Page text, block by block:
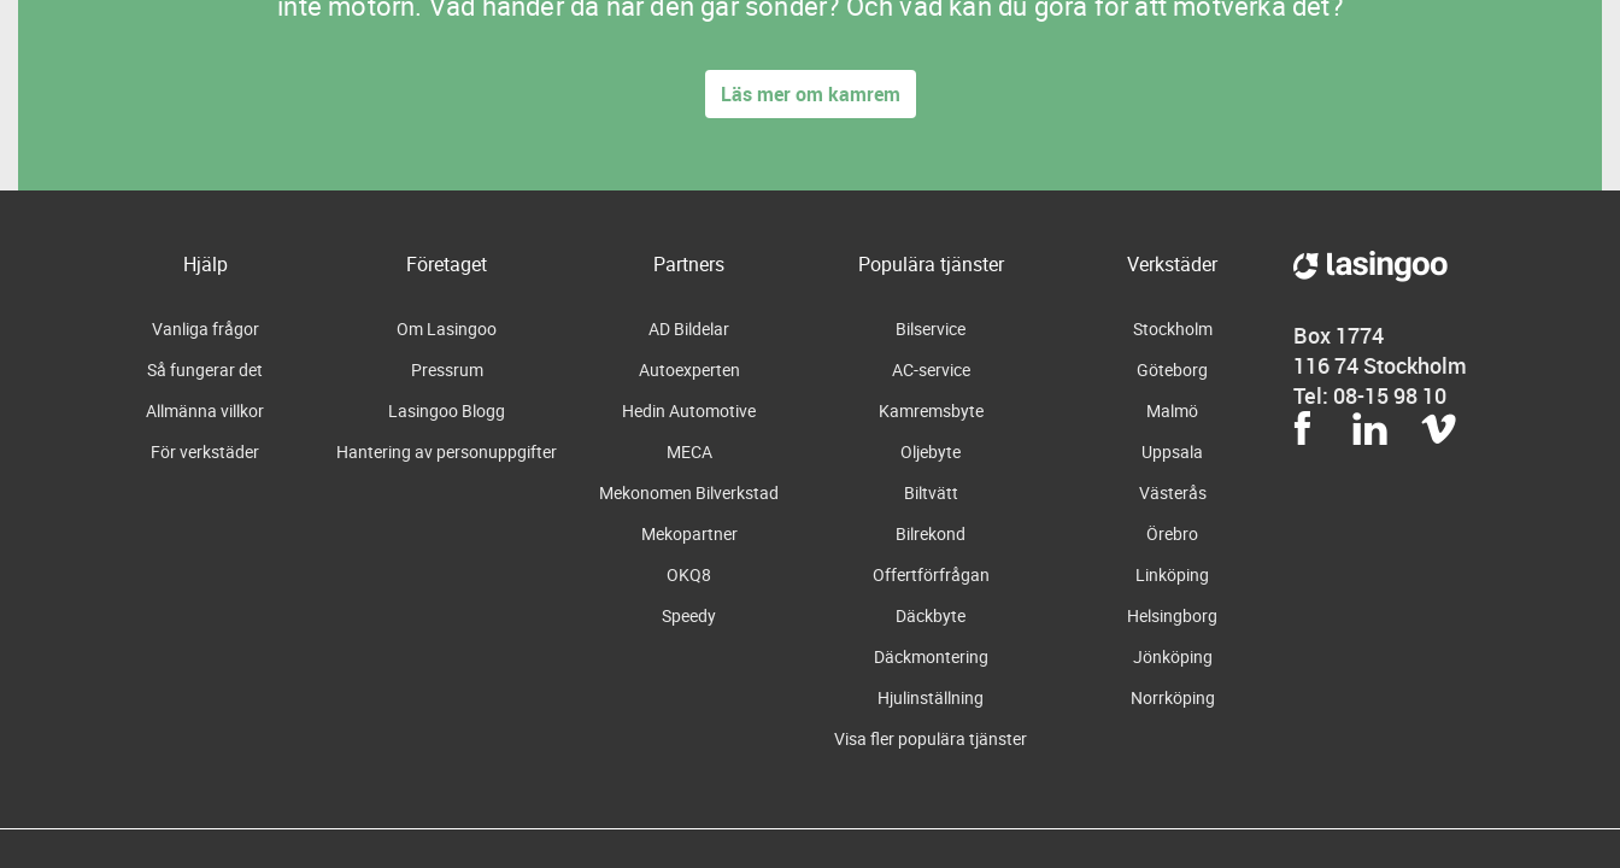
Läs mer om kamrem
Hjälp
Vanliga frågor
Så fungerar det
Allmänna villkor
För verkstäder
Företaget
Om Lasingoo
Pressrum
Lasingoo Blogg
Hantering av personuppgifter
Partners
AD Bildelar
Autoexperten
Hedin Automotive
MECA
Mekonomen Bilverkstad
Mekopartner
OKQ8
Speedy
Populära tjänster
Bilservice
AC-service
Kamremsbyte
Oljebyte
Biltvätt
Bilrekond
Offertförfrågan
Däckbyte
Däckmontering
Hjulinställning
Visa fler populära tjänster
Verkstäder
Stockholm
Göteborg
Malmö
Uppsala
Västerås
Örebro
Linköping
Helsingborg
Jönköping
Norrköping
Box 1774
116 74 Stockholm
Tel: 08-15 98 10